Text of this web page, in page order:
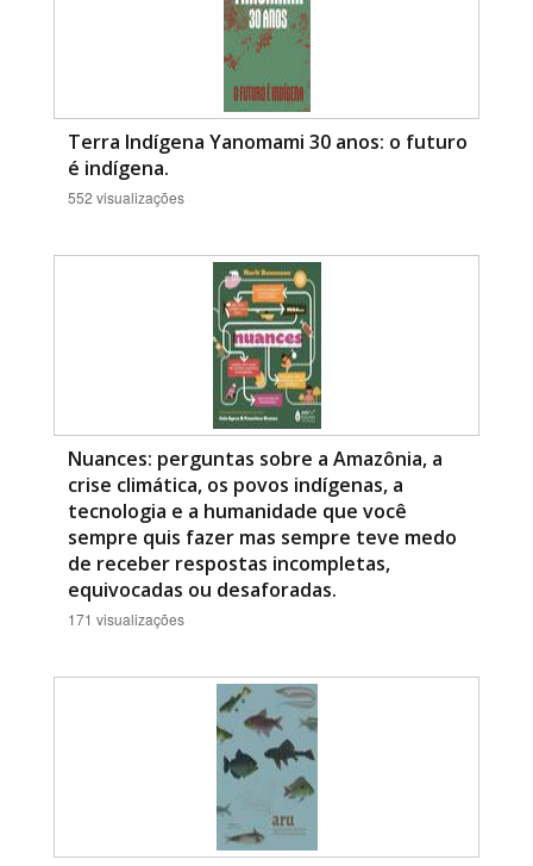
Terra Indígena Yanomami 30 anos: o futuro
é indígena.
552 visualizações
Nuances: perguntas sobre a Amazônia, a
crise climática, os povos indígenas, a
tecnologia e a humanidade que você
sempre quis fazer mas sempre teve medo
de receber respostas incompletas,
equivocadas ou desaforadas.
171 visualizações